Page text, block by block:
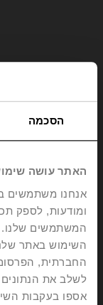
הסכמה
האתר עושה
ומודעות, לספק
המשתמשים שלנו.
השימוש באתר
החברתית, הפרסום
לשלב את
אספו בעקבות
N,
MP-Bus,
IP54